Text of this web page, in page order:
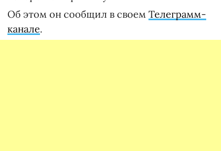
Об этом он сообщил в своем Телеграмм-
канале.